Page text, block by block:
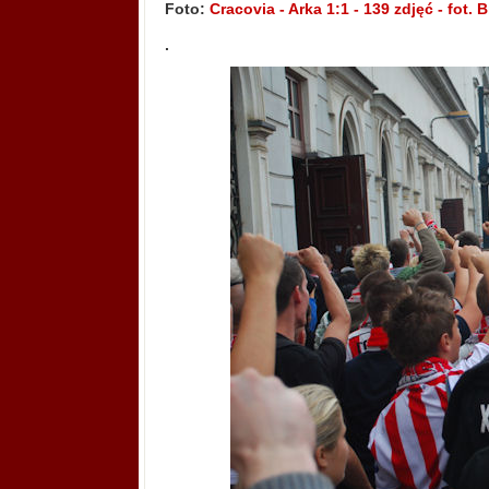
Foto: Cracovia - Arka 1:1 - 139 zdjęć - fot.
.